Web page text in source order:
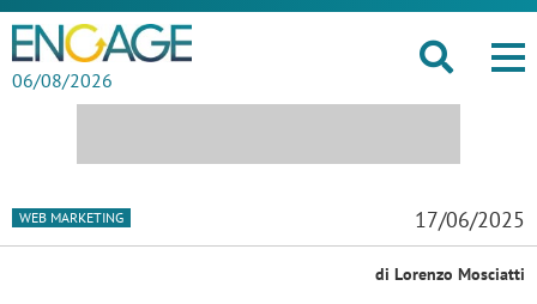
06/08/2026
WEB MARKETING 17/06/2025
di Lorenzo Mosciatti